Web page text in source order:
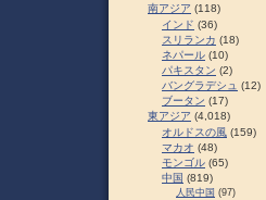
南アジア (118)
インド (36)
スリランカ (18)
ネパール (10)
パキスタン (2)
バングラデシュ (12)
ブータン (17)
東アジア (4,018)
オルドスの風 (159)
マカオ (48)
モンゴル (65)
中国 (819)
人民中国 (97)